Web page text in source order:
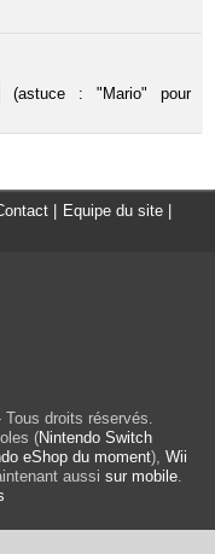
(astuce : "Mario" pour
Equipe du site
droits réservés.
(Nintendo Switch
eShop du moment), Wii
aussi sur mobile.